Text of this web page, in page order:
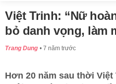
Việt Trinh: “Nữ
bỏ danh vọng, làm
Trang Dung 7 năm trước
Hơn 20 năm sau thời